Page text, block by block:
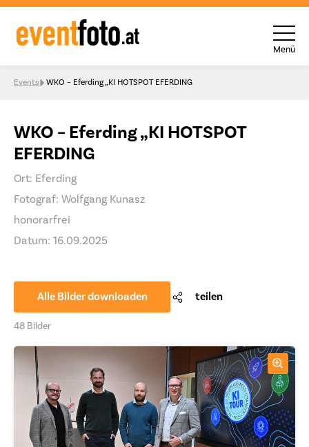
Skip to content
Menü
Events WKO – Eferding „KI HOTSPOT EFERDING
WKO – Eferding „KI HOTSPOT
EFERDING
Ort: Eferding
Fotograf: Wolfgang Kunasz
honorarfrei
Datum: 16.09.2025
Alle Bilder downloaden teilen
48 Bilder